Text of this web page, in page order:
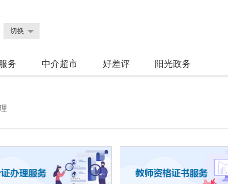
切换
务 中介超市 好差评 阳光政务